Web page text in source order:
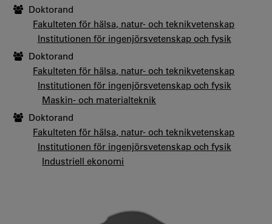
Doktorand
Fakulteten för hälsa, natur- och teknikvetenskap
Institutionen för ingenjörsvetenskap och fysik
Doktorand
Fakulteten för hälsa, natur- och teknikvetenskap
Institutionen för ingenjörsvetenskap och fysik
Maskin- och materialteknik
Doktorand
Fakulteten för hälsa, natur- och teknikvetenskap
Institutionen för ingenjörsvetenskap och fysik
Industriell ekonomi